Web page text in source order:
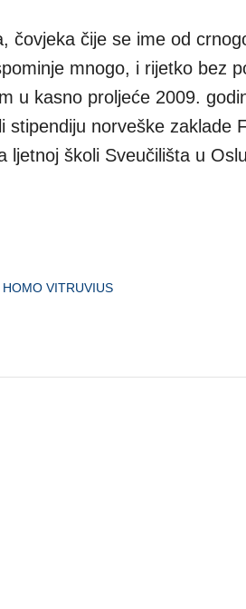
čovjeka čije se ime od
mnogo, i rijetko bez
u kasno proljeće 2009.
stipendiju norveške zaklade
ljetnoj školi Sveučilišta u
HOMO VITRUVIUS